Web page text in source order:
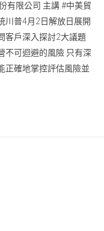
有限公司 主講 #中美貿
川普4月2日解放日展開
客戶深入探討2大議題
不可迴避的風險 只有深
正確地掌控評估風險並